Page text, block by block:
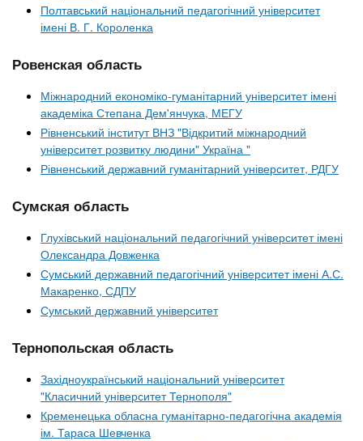
Полтавський національний педагогічний університет
імені В. Г. Короленка
Ровенская область
Міжнародний економіко-гуманітарний університет імені
академіка Степана Дем'янчука, МЕГУ
Рівненський інститут ВНЗ "Відкритий міжнародний
університет розвитку людини" Україна "
Рівненський державний гуманітарний університет, РДГУ
Сумская область
Глухівський національний педагогічний університет імені
Олександра Довженка
Сумський державний педагогічний університет імені А.С.
Макаренко, СДПУ
Сумський державний університет
Тернопольская область
Західноукраїнський національний університет
"Класичний університет Тернополя"
Кременецька обласна гуманітарно-педагогічна академія
ім. Тараса Шевченка